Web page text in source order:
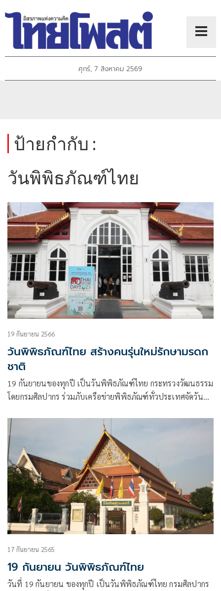
ศุกร์, 7 สิงหาคม 2569
ป้ายกำกับ :
วันพิพิธภัณฑ์ไทย
19 กันยายน 2566
วันพิพิธภัณฑ์ไทย สร้างคนรุ่นใหม่รักษามรดก
ชาติ
19 กันยายนของทุกปี เป็นวันพิพิธภัณฑ์ไทย กระทรวงวัฒนธรรม
โดยกรมศิลปากร ร่วมภับเครือข่ายพิพิธภัณฑ์ทั่วประเทศจัดวัน
จะทำให้ประวัติศาสตร์เป็นเรื่องน่าสนุกและการเข้าพิพิธภัณฑ์
ไม่ใช่เรื่องน่าเบื่อ ดึงดูด
17 กันยายน 2565
19 กันยายน วันพิพิธภัณฑ์ไทย
วันที่ 19 กันยายน ของทุกปี เป็นวันพิพิธภัณฑ์ไทย กรมศิลปากร